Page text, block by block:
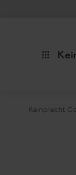
Keinprecht